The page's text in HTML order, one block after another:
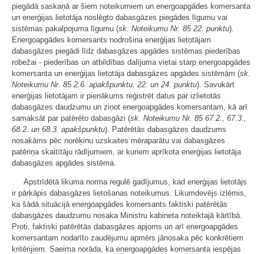
piegādā saskaņā ar šiem noteikumiem un energoapgādes komersanta
un enerģijas lietotāja noslēgto dabasgāzes piegādes līgumu vai
sistēmas pakalpojuma līgumu (sk. Noteikumu Nr. 85 22. punktu).
Energoapgādes komersants nodrošina enerģijas lietotājam
dabasgāzes piegādi līdz dabasgāzes apgādes sistēmas piederības
robežai - piederības un atbildības dalījuma vietai starp energoapgādes
komersanta un enerģijas lietotāja dabasgāzes apgādes sistēmām (sk.
Noteikumu Nr. 85 2.6. apakšpunktu, 22. un 24. punktu). Savukārt
enerģijas lietotājam ir pienākums reģistrēt datus par izlietotās
dabasgāzes daudzumu un ziņot energoapgādes komersantam, kā arī
samaksāt par patērēto dabasgāzi (sk. Noteikumu Nr. 85 67.2., 67.3.,
68.2. un 68.3. apakšpunktu). Patērētās dabasgāzes daudzums
nosakāms pēc norēķinu uzskaites mēraparātu vai dabasgāzes
patēriņa skaitītāju rādījumiem, ar kuriem aprīkota enerģijas lietotāja
dabasgāzes apgādes sistēma.
Apstrīdētā likuma norma regulē gadījumus, kad enerģijas lietotājs
ir pārkāpis dabasgāzes lietošanas noteikumus. Likumdevējs izlēmis,
ka šādā situācijā energoapgādes komersants faktiski patērētās
dabasgāzes daudzumu nosaka Ministru kabineta noteiktajā kārtībā.
Proti, faktiski patērētās dabasgāzes apjoms un arī energoapgādes
komersantam nodarīto zaudējumu apmērs jānosaka pēc konkrētiem
kritērijiem. Saeima norāda, ka energoapgādes komersanta iespējas